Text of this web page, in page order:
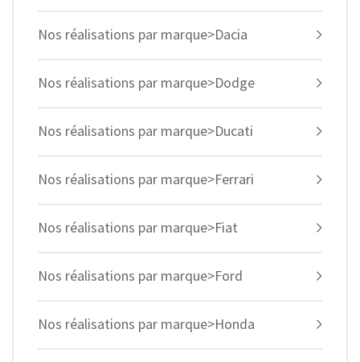
Nos réalisations par marque>Dacia
Nos réalisations par marque>Dodge
Nos réalisations par marque>Ducati
Nos réalisations par marque>Ferrari
Nos réalisations par marque>Fiat
Nos réalisations par marque>Ford
Nos réalisations par marque>Honda